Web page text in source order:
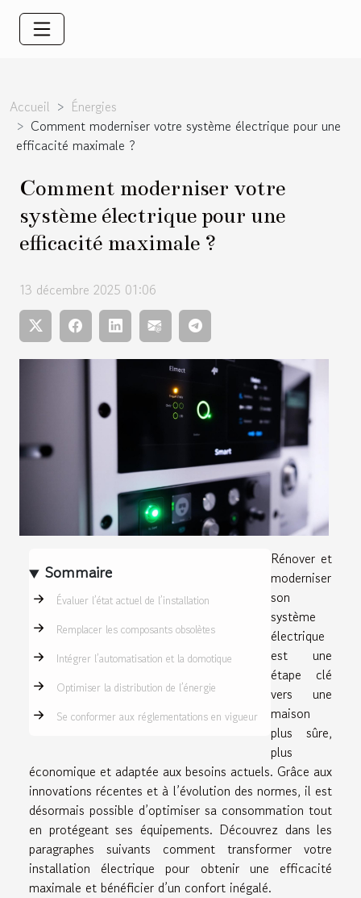
Accueil
Énergies
Comment moderniser votre système électrique pour une
efficacité maximale ?
Comment moderniser votre
système électrique pour une
efficacité maximale ?
13 décembre 2025 01:06
Sommaire
Évaluer l’état actuel de l’installation
Remplacer les composants obsolètes
Intégrer l’automatisation et la domotique
Optimiser la distribution de l’énergie
Se conformer aux réglementations en vigueur
Rénover et
moderniser
son
système
électrique
est une
étape clé
vers une
maison
plus sûre,
plus
économique et adaptée aux besoins actuels. Grâce aux
innovations récentes et à l’évolution des normes, il est
désormais possible d’optimiser sa consommation tout
en protégeant ses équipements. Découvrez dans les
paragraphes suivants comment transformer votre
installation électrique pour obtenir une efficacité
maximale et bénéficier d’un confort inégalé.